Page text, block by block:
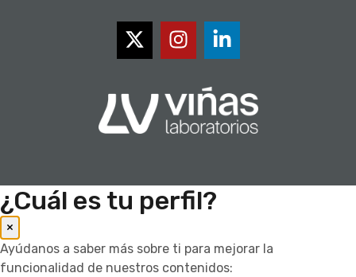
¿Cuál es tu perfil?
×
Ayúdanos a saber más sobre ti para mejorar la
funcionalidad de nuestros contenidos: